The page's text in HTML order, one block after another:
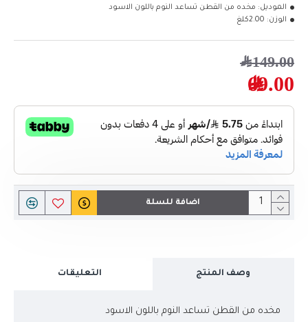
69.00﷼
149.00﷼
الموديل: مخده من القطن تساعد النوم باللون الاسود
الوزن: 2.00كلغ
اضافة للسلة
وصف المنتج التعليقات
مخده من القطن تساعد النوم باللون الاسود